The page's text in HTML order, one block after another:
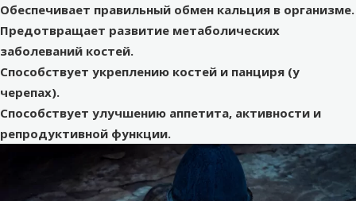
Обеспечивает правильный обмен кальция в организме.
Предотвращает развитие метаболических
заболеваний костей.
Способствует укреплению костей и панциря (у
черепах).
Способствует улучшению аппетита, активности и
репродуктивной функции.